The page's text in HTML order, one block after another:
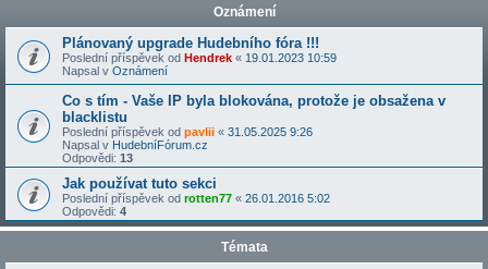
Oznámení
Plánovaný upgrade Hudebního fóra !!!
Poslední příspěvek od Hendrek « 19.01.2023 10:59
Napsal v Oznámení
Co s tím - Vaše IP byla blokována, protože je obsažena v
blacklistu
Poslední příspěvek od pavlii « 31.05.2025 9:26
Napsal v HudebníFórum.cz
Odpovědi: 13
Jak používat tuto sekci
Poslední příspěvek od rotten77 « 26.01.2016 5:02
Odpovědi: 4
Témata